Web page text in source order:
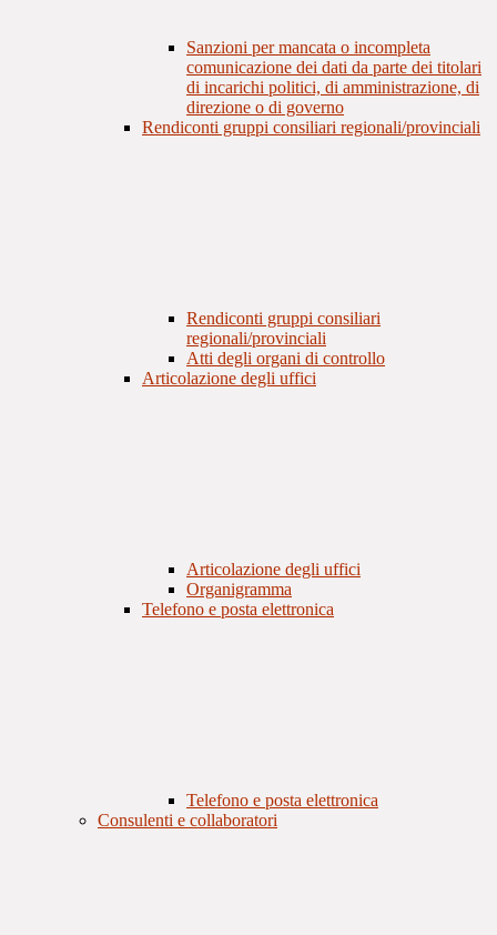
Sanzioni per mancata o incompleta
comunicazione dei dati da parte dei titolari
di incarichi politici, di amministrazione, di
direzione o di governo
Rendiconti gruppi consiliari regionali/provinciali
Rendiconti gruppi consiliari
regionali/provinciali
Atti degli organi di controllo
Articolazione degli uffici
Articolazione degli uffici
Organigramma
Telefono e posta elettronica
Telefono e posta elettronica
Consulenti e collaboratori